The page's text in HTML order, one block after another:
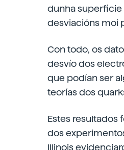
dunha superficie
desviacións moi
Con todo, os
desvío dos
que podían ser
teorías dos
Estes resultados
dos
Illinois